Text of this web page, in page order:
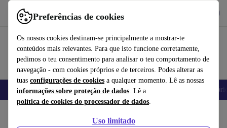
Preferências de cookies
Os nossos cookies destinam-se principalmente a mostrar-te
conteúdos mais relevantes. Para que isto funcione corretamente,
pedimos o teu consentimento para analisar o teu comportamento de
navegação - com cookies próprios e de terceiros. Podes alterar as
tuas configurações de cookies a qualquer momento. Lê as nossas
informações sobre proteção de dados. Lê a
política de cookies do processador de dados.
Uso limitado
Use o refurbed de forma rápida e fácil
Telemóveis Computadores Portáteis Tablets